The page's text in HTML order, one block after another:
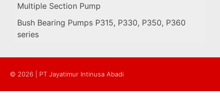
Multiple Section Pump
Bush Bearing Pumps P315, P330, P350, P360
series
© 2026 | PT Jayatimur Intinusa Abadi